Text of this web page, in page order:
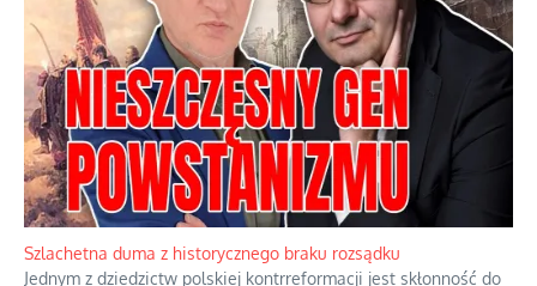
Ekspresowy kurs zbawienia z rodzinną katastrofą
Dramatyczne skutki skrajnej nadgorliwości we wspólnocie.